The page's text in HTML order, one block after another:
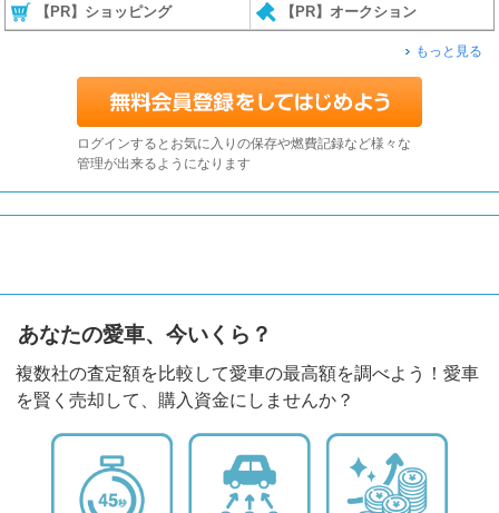
【PR】ショッピング 【PR】オークション
もっと見る
ログインするとお気に入りの保存や燃費記録など様々な
管理が出来るようになります
あなたの愛車、今いくら？
複数社の査定額を比較して愛車の最高額を調べよう！愛車
を賢く売却して、購入資金にしませんか？